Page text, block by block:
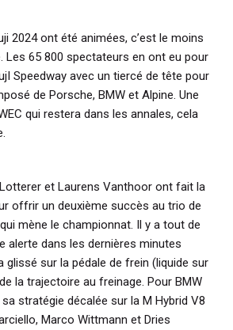
2024 ont été animées, c’est le moins
Les 65 800 spectateurs en ont eu pour
Speedway avec un tiercé de tête pour
de Porsche, BMW et Alpine. Une
qui restera dans les annales, cela
et Laurens Vanthoor ont fait la
offrir un deuxième succès au trio de
mène le championnat. Il y a tout de
alerte dans les dernières minutes
glissé sur la pédale de frein (liquide sur
la trajectoire au freinage. Pour BMW
sa stratégie décalée sur la M Hybrid V8
Marco Wittmann et Dries